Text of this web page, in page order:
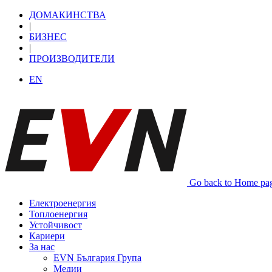
ДОМАКИНСТВА
|
БИЗНЕС
|
ПРОИЗВОДИТЕЛИ
EN
Go back to Home
Електроенергия
Топлоенергия
Устойчивост
Кариери
За нас
EVN България Група
Медии